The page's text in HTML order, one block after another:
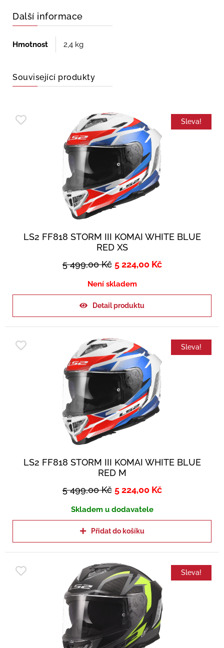
Další informace
Hmotnost 2,4 kg
Související produkty
Sleva!
LS2 FF818 STORM III KOMAI WHITE BLUE
RED XS
5 499,00Kč 5 224,00 Kč
Není skladem
Detail produktu
Sleva!
LS2 FF818 STORM III KOMAI WHITE BLUE
RED M
5 499,00Kč 5 224,00 Kč
Skladem u dodavatele
Přidat do košíku
Sleva!